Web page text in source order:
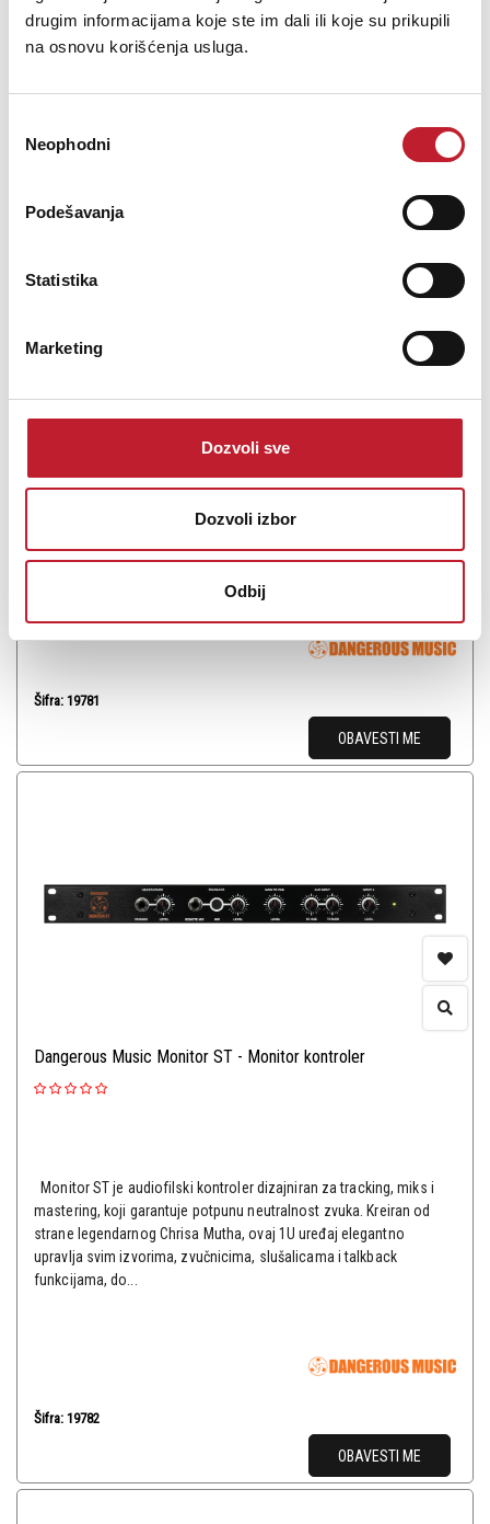
drugim informacijama koje ste im dali ili koje su prikupili
na osnovu korišćenja usluga.
сагласности
Neophodni
Podešavanja
Statistika
Marketing
Dozvoli sve
Dozvoli izbor
Odbij
OBAVESTI ME
monitoring sistem
Savršen zvuk, elegantna kontrola Monitor SR predstavlja
ekspanzioni modul koji transformiše nagrađivani Monitor-ST u
formatu? Jednostavno dodajte potreban broj SR jed...
Šifra: 19781
OBAVESTI ME
Dangerous Music Monitor ST - Monitor kontroler
Monitor ST je audiofilski kontroler dizajniran za tracking, miks i
mastering, koji garantuje potpunu neutralnost zvuka. Kreiran od
strane legendarnog Chrisa Mutha, ovaj 1U uređaj elegantno
upravlja svim izvorima, zvučnicima, slušalicama i talkback
funkcijama, do...
Šifra: 19782
OBAVESTI ME